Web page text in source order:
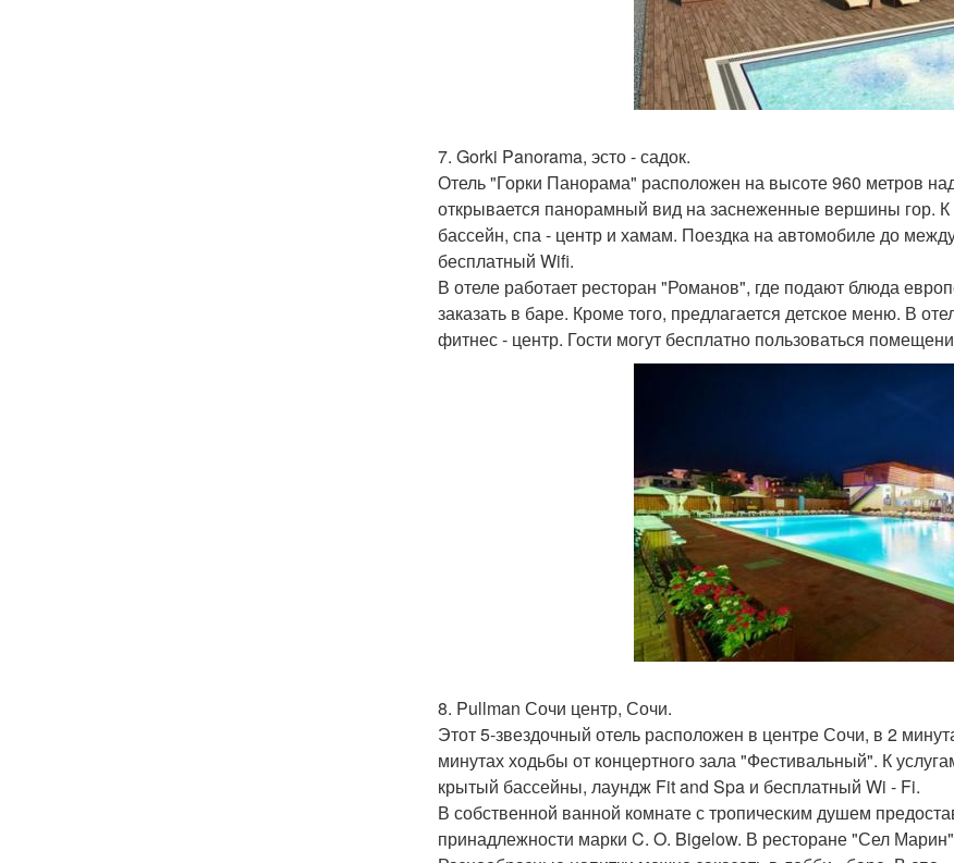
7. Gorki Panorama, эсто - садок.
Отель "Горки Панорама" расположен на высоте 960 метров
открывается панорамный вид на заснеженные вершины гор.
бассейн, спа - центр и хамам. Поездка на автомобиле до
бесплатный Wifi.
В отеле работает ресторан "Романов", где подают блюда
заказать в баре. Кроме того, предлагается детское меню. В
фитнес - центр. Гости могут бесплатно пользоваться
8. Pullman Сочи центр, Сочи.
Этот 5-звездочный отель расположен в центре Сочи, в 2
минутах ходьбы от концертного зала "Фестивальный". К
крытый бассейны, лаундж Fit and Spa и бесплатный Wi - Fi.
В собственной ванной комнате с тропическим душем
принадлежности марки C. O. Bigelow. В ресторане "Сел